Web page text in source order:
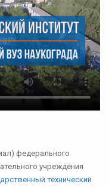
федерального
учреждения
технический